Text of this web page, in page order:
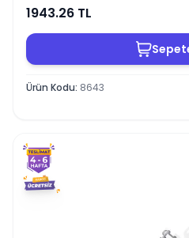
1943.26 TL
Ürün Kodu: 8643